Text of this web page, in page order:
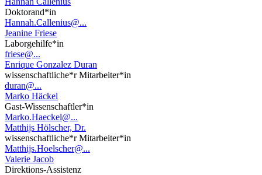
Doktorand*in
Hannah.Callenius@...
Jeanine Friese
Laborgehilfe*in
friese@...
Enrique Gonzalez Duran
wissenschaftliche*r Mitarbeiter*in
duran@...
Marko Häckel
Gast-Wissenschaftler*in
Marko.Haeckel@...
Matthijs Hölscher, Dr.
wissenschaftliche*r Mitarbeiter*in
Matthijs.Hoelscher@...
Valerie Jacob
Direktions-Assistenz